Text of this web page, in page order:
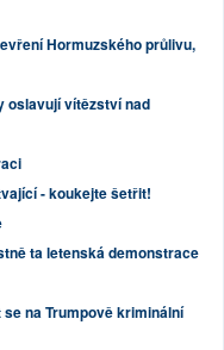
Hormuzského průlivu,
oslavují vítězství nad
- koukejte šetřit!
ta letenská demonstrace
na Trumpově kriminální